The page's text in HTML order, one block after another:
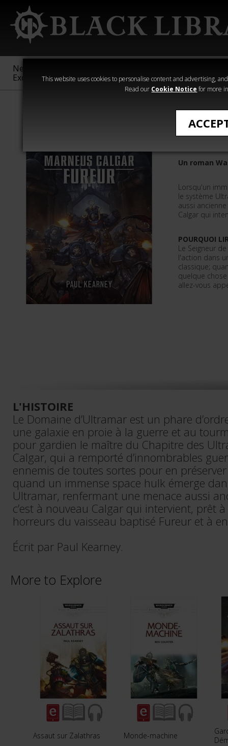
This website uses cookies to personalise content and advertising,
Read our Cookie Notice for more
New &
Exclusive
Sigmar
40,000
Heresy
Un roman
Lorsqu'un
le système
aussi
Calgar qui
POURQUOI
Le Seigneur
l'action dans
classique;
quelque
allez-vous
L'HISTOIRE
Le Domaine d’Ultramar est un phare
une galaxie en proie à la guerre et au
pour gardien le maître du Chapitre des
Calgar, qui a remporté d’innombrables
ennemis de toutes sortes pour en
quand un immense space hulk émerge
Ultramar, renfermant une menace aussi
c’est à nouveau Calgar qui intervient, prêt
horreurs du vaisseau baptisé Fureur et à
Écrit par Paul Kearney.
More to Explore
Assaut sur Zalathras Monde-machine